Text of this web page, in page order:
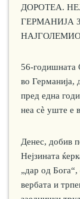
ДОРОТЕА.
ГЕРМАНИЈА
56-годишната
во Германија,
пред една
неа сè уште е
Денес, добив
Нејзината
„дар од Бога“,
вербата и